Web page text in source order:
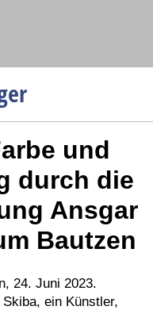
und
durch die
Ansgar
Bautzen
24. Juni 2023.
ein Künstler,